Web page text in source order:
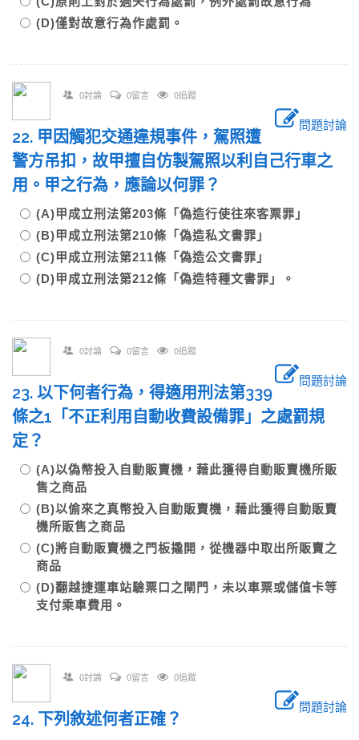
(D)僅對故意行為作處罰。
0討論 0留言 0追蹤
問題討論
22. 甲因觸犯交通違規事件，駕照遭
警方吊扣，故甲擅自仿製駕照以利自己行車之
用。甲之行為，應論以何罪？
(A)甲成立刑法第203條「偽造行使往來客票罪」
(B)甲成立刑法第210條「偽造私文書罪」
(C)甲成立刑法第211條「偽造公文書罪」
(D)甲成立刑法第212條「偽造特種文書罪」。
0討論 0留言 0追蹤
問題討論
23. 以下何者行為，得適用刑法第339
條之1「不正利用自動收費設備罪」之處罰規
定？
(A)以偽幣投入自動販賣機，藉此獲得自動販賣機所販
售之商品
(B)以偷來之真幣投入自動販賣機，藉此獲得自動販賣
機所販售之商品
(C)將自動販賣機之門板撬開，從機器中取出所販賣之
商品
(D)翻越捷運車站驗票口之閘門，未以車票或儲值卡等
支付乘車費用。
0討論 0留言 0追蹤
問題討論
24. 下列敘述何者正確？